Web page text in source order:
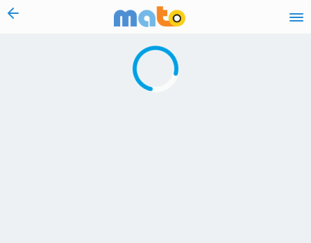
vai al contenuto
Caricamento in corso...